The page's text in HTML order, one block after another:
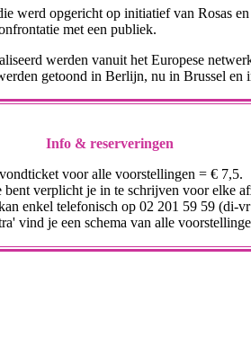
werd opgericht op initiatief van Rosas
met een publiek.
werden vanuit het Europese
getoond in Berlijn, nu in Brussel en
Info & reserveringen
voor alle voorstellingen = € 7,5.
verplicht je in te schrijven voor elke
enkel telefonisch op 02 201 59 59 (di-
vind je een schema van alle